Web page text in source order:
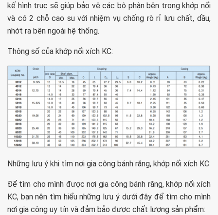
kế hình trục sẽ giúp bảo vệ các bộ phận bên trong khớp nối
và có 2 chỗ cao su với nhiệm vụ chống rò rỉ lưu chất, dầu,
nhớt ra bên ngoài hệ thống.
Thông số của khớp nối xích KC:
Những lưu ý khi tìm nơi gia công bánh răng, khớp nối xích KC
Để tìm cho mình được nơi gia công bánh răng, khớp nối xích
KC, bạn nên tìm hiểu những lưu ý dưới đây để tìm cho mình
nơi gia công uy tín và đảm bảo được chất lượng sản phẩm: